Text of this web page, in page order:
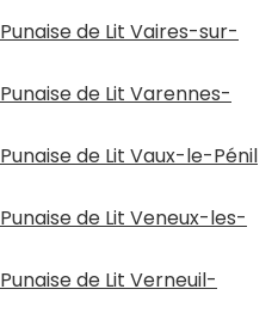
de Lit Vaires-sur-
de Lit Varennes-
de Lit Vaux-le-Pénil
de Lit Veneux-les-
de Lit Verneuil-